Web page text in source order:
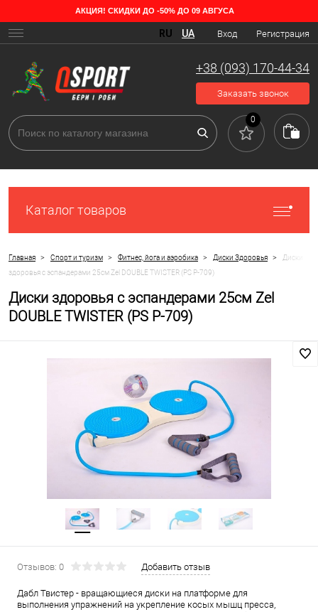
АКЦИЯ! СКИДКИ ДО -50% ДО 09 АВГУСА
Вход Регистрация
RU UA
+38 (093) 170-44-34
Заказать звонок
0
Каталог товаров
Главная > Спорт и туризм > Фитнес, йога и аэробика > Диски Здоровья >
Диски
здоровья с эспандерами 25см Zel DOUBLE TWISTER (PS P-709)
Диски здоровья с эспандерами 25см Zel
DOUBLE TWISTER (PS P-709)
Отзывов: 0 Добавить отзыв
Дабл Твистер - вращающиеся диски на платформе для
выполнения упражнений на укрепление косых мышц пресса,